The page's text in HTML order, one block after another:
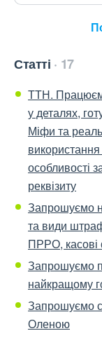
Статті 17
ТТН.
у деталях,
Міфи та
особливості
реквізиту
Запрошуємо
та види
ПРРО, касові
Запрошуємо
найкращому
Запрошуємо
Оленою